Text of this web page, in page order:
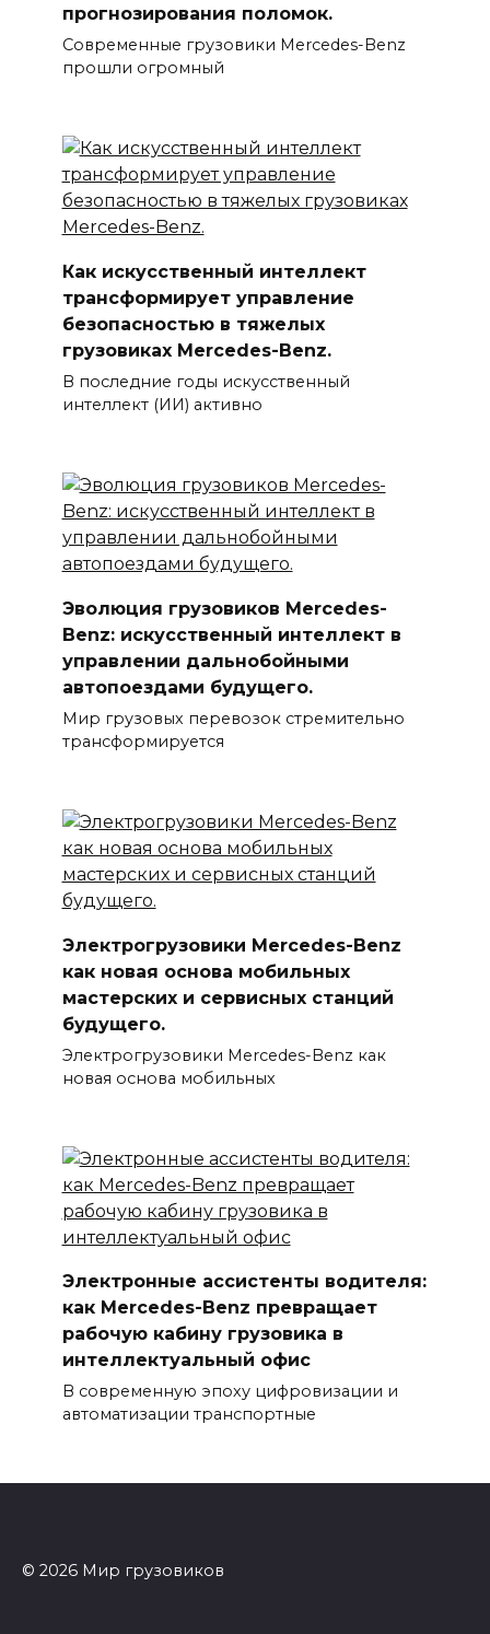
прогнозирования поломок.
Современные грузовики Mercedes-Benz
прошли огромный
Как искусственный интеллект
трансформирует управление
безопасностью в тяжелых
грузовиках Mercedes-Benz.
В последние годы искусственный
интеллект (ИИ) активно
Эволюция грузовиков Mercedes-
Benz: искусственный интеллект в
управлении дальнобойными
автопоездами будущего.
Мир грузовых перевозок стремительно
трансформируется
Электрогрузовики Mercedes-Benz
как новая основа мобильных
мастерских и сервисных станций
будущего.
Электрогрузовики Mercedes-Benz как
новая основа мобильных
Электронные ассистенты водителя:
как Mercedes-Benz превращает
рабочую кабину грузовика в
интеллектуальный офис
В современную эпоху цифровизации и
автоматизации транспортные
© 2026 Мир грузовиков